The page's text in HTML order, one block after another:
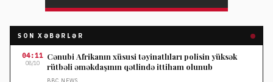
SON XƏBƏRLƏR
04:11
08/10
Cənubi Afrikanın xüsusi təyinatlıları polisin yüksək
rütbəli əməkdaşının qətlində ittiham olunub
BBC NEWS